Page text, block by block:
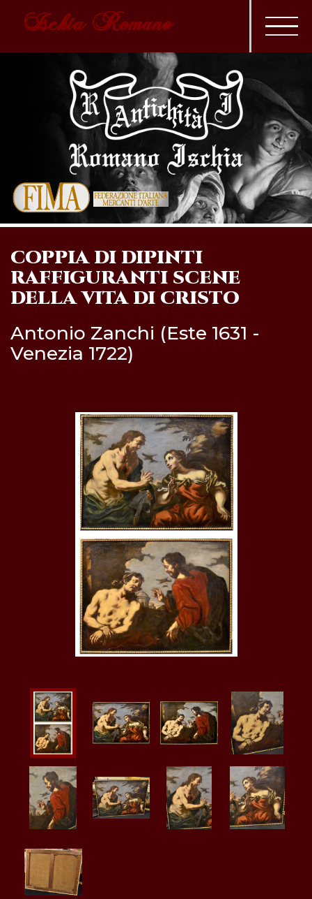
Ischia Romano
COPPIA DI DIPINTI
RAFFIGURANTI SCENE
DELLA VITA DI CRISTO
Antonio Zanchi (Este 1631 -
Venezia 1722)